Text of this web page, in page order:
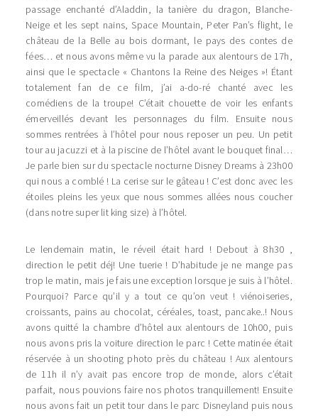
passage enchanté d’Aladdin, la tanière du dragon, Blanche-
Neige et les sept nains, Space Mountain, Peter Pan’s flight, le
château de la Belle au bois dormant, le pays des contes de
fées… et nous avons même vu la parade aux alentours de 17h,
ainsi que le spectacle « Chantons la Reine des Neiges »! Étant
totalement fan de ce film, j’ai a-do-ré chanté avec les
comédiens de la troupe! C’était chouette de voir les enfants
émerveillés devant les personnages du film. Ensuite nous
sommes rentrées à l’hôtel pour nous reposer un peu. Un petit
tour au jacuzzi et à la piscine de l’hôtel avant le bouquet final…
Je parle bien sur du spectacle nocturne Disney Dreams à 23h00
qui nous a comblé ! La cerise sur le gâteau ! C’est donc avec les
étoiles pleins les yeux que nous sommes allées nous coucher
(dans notre super lit king size) à l’hôtel.
Le lendemain matin, le réveil était hard ! Debout à 8h30 ,
direction le petit déj! Une tuerie ! D’habitude je ne mange pas
trop le matin, mais je fais une exception lorsque je suis à l’hôtel.
Pourquoi? Parce qu’il y a tout ce qu’on veut ! viénoiseries,
croissants, pains au chocolat, céréales, toast, pancake..! Nous
avons quitté la chambre d’hôtel aux alentours de 10h00, puis
nous avons pris la voiture direction le parc ! Cette matinée était
réservée à un shooting photo près du château ! Aux alentours
de 11h il n’y avait pas encore trop de monde, alors c’était
parfait, nous pouvions faire nos photos tranquillement! Ensuite
nous avons fait un petit tour dans le parc Disneyland puis nous